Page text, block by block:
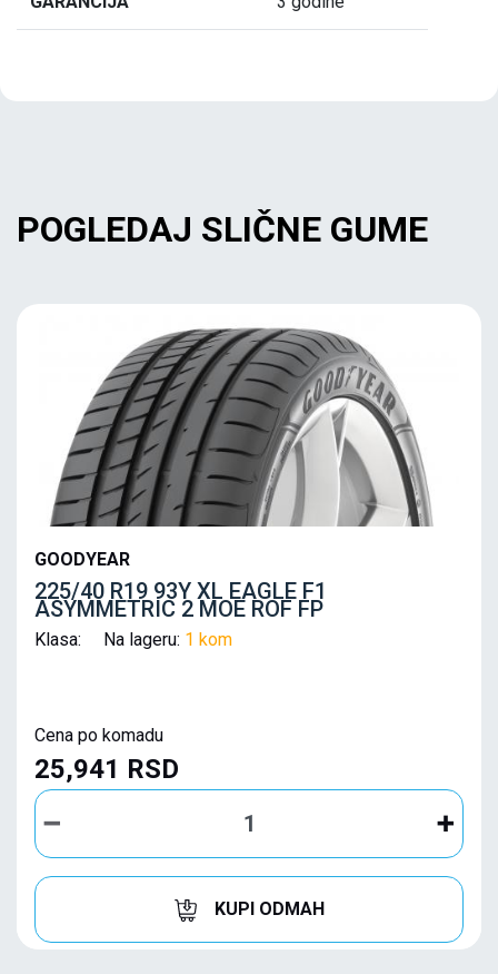
POGLEDAJ SLIČNE GUME
GOODYEAR
225/40 R19 93Y XL EAGLE F1
ASYMMETRIC 2 MOE ROF FP
Klasa: Na lageru: 1 kom
Cena po komadu
25,941 RSD
KUPI ODMAH